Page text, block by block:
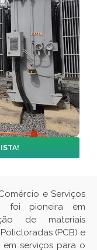
e Serviços
foi pioneira em
de materiais
(PCB) e
serviços para o